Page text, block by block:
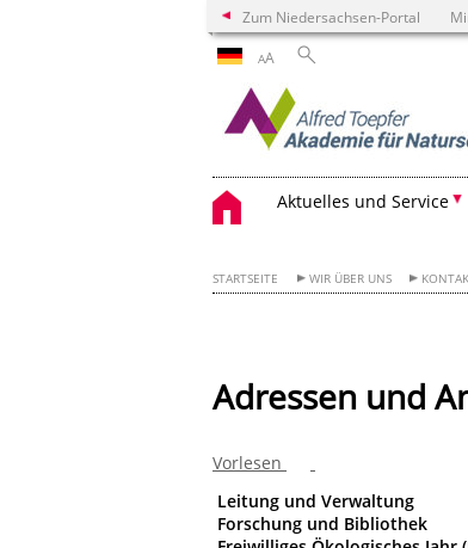
Zum Niedersachsen-Portal
AA
Aktuelles und Service
STARTSEITE WIR ÜBER UNS
Adressen und
Vorlesen
Leitung und Verwaltung
Forschung und Bibliothek